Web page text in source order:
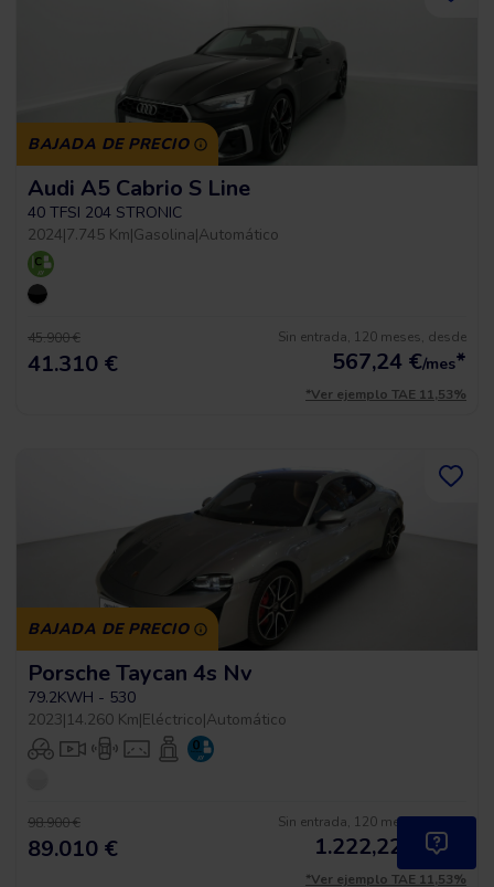
BAJADA DE PRECIO
Audi A5 Cabrio S Line
40 TFSI 204 STRONIC
2024|7.745 Km|Gasolina|Automático
45.900 €
41.310 €
Sin entrada, 120 meses, desde
567,24 €/mes*
*Ver ejemplo TAE 11,53%
BAJADA DE PRECIO
Porsche Taycan 4s Nv
79.2KWH - 530
2023|14.260 Km|Eléctrico|Automático
98.900 €
89.010 €
Sin entrada, 120 meses, desde
1.222,22 /mes
*Ver ejemplo TAE 11,53%